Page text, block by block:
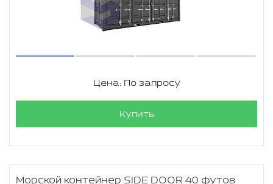
Цена: По запросу
Купить
Морской контейнер SIDE DOOR 40 футов